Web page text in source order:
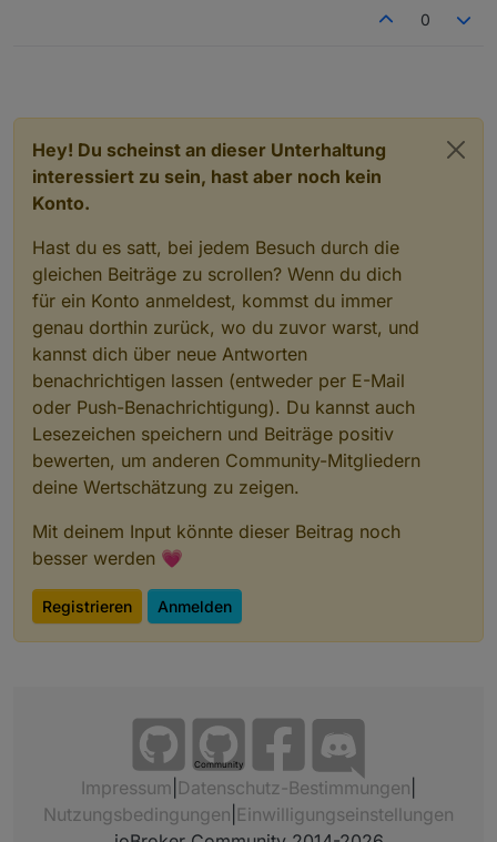
0
Hey! Du scheinst an dieser Unterhaltung
interessiert zu sein, hast aber noch kein
Konto.
Hast du es satt, bei jedem Besuch durch die
gleichen Beiträge zu scrollen? Wenn du dich
für ein Konto anmeldest, kommst du immer
genau dorthin zurück, wo du zuvor warst, und
kannst dich über neue Antworten
benachrichtigen lassen (entweder per E-Mail
oder Push-Benachrichtigung). Du kannst auch
Lesezeichen speichern und Beiträge positiv
bewerten, um anderen Community-Mitgliedern
deine Wertschätzung zu zeigen.
Mit deinem Input könnte dieser Beitrag noch
besser werden 💗
Registrieren Anmelden
Community
Impressum Datenschutz-Bestimmungen
Nutzungsbedingungen Einwilligungseinstellungen